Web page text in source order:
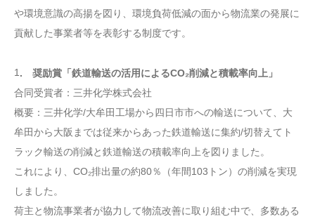
や環境意識の高揚を図り、環境負荷低減の面から物流業の発展に
貢献した事業者等を表彰する制度です。
1 . 奨励賞「鉄道輸送の活用によるCO₂削減と積載率向上」
合同受賞者：三井化学株式会社
概要：三井化学/大牟田工場から四日市市への輸送について、大
牟田から大阪までは従来からあった鉄道輸送に集約/切替えてト
ラック輸送の削減と鉄道輸送の積載率向上を図りました。
これにより、CO₂排出量の約80％（年間103トン）の削減を実現
しました。
荷主と物流事業者が協力して物流改善に取り組む中で、多数ある